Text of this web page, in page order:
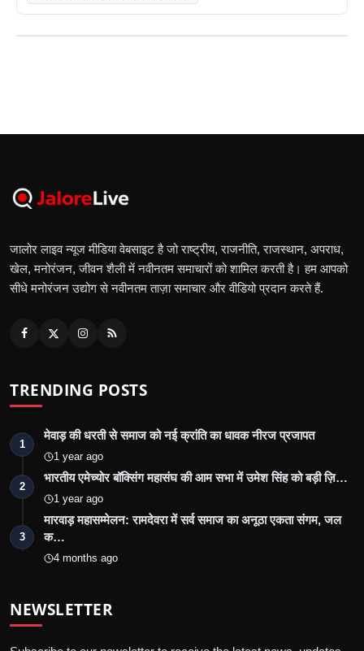
जालोर लाइव न्यूज मीडिया वेबसाइट है जो राष्ट्रीय, राजनीति, राजस्थान, अपराध,
खेल, मनोरंजन, जीवन शैली में नवीनतम समाचारों को शामिल करती है। हम आपको
सीधे मनोरंजन उद्योग से नवीनतम ताज़ा समाचार और वीडियो प्रदान करते हैं.
TRENDING POSTS
1
मेवाड़ की धरती से समाज को नई क्रांति का धावक नीरज प्रजापत
1 year ago
2
भारतीय एमेच्योर बॉक्सिंग महासंघ की आम सभा में उमेश सिंह को बड़ी ज़ि…
1 year ago
3
मारवाड़ महासम्मेलन: रामदेवरा में सर्व समाज का अनूठा एकता संगम, जल
क…
4 months ago
NEWSLETTER